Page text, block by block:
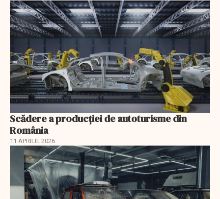
Scădere a producţiei de autoturisme din
România
11 APRILIE 2026